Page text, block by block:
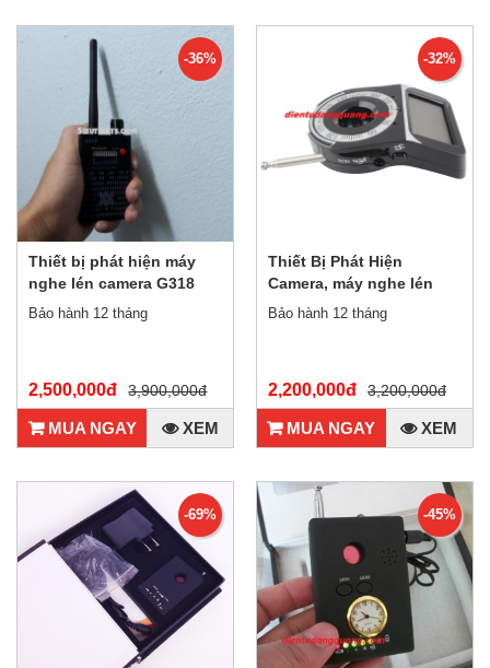
-36%
Thiết bị phát hiện máy
nghe lén camera G318
mới nhất
Bảo hành 12 tháng
2,500,000đ 3,900,000đ
MUA NGAY XEM
-32%
Thiết Bị Phát Hiện
Camera, máy nghe lén
Bảo hành 12 tháng
2,200,000đ 3,200,000đ
MUA NGAY XEM
-69% -45%